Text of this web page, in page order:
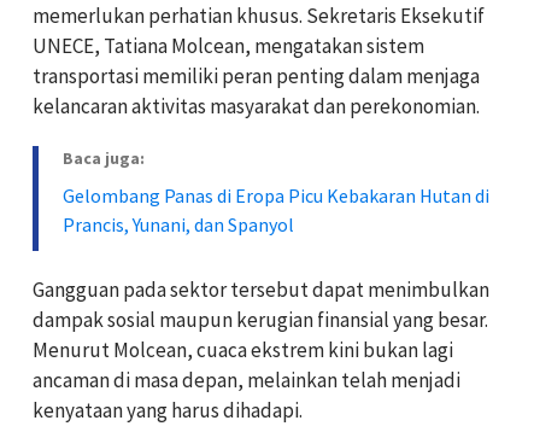
memerlukan perhatian khusus. Sekretaris Eksekutif
UNECE, Tatiana Molcean, mengatakan sistem
transportasi memiliki peran penting dalam menjaga
kelancaran aktivitas masyarakat dan perekonomian.
Baca juga:
Gelombang Panas di Eropa Picu Kebakaran Hutan di
Prancis, Yunani, dan Spanyol
Gangguan pada sektor tersebut dapat menimbulkan
dampak sosial maupun kerugian finansial yang besar.
Menurut Molcean, cuaca ekstrem kini bukan lagi
ancaman di masa depan, melainkan telah menjadi
kenyataan yang harus dihadapi.